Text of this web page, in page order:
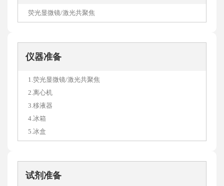
荧光显微镜/激光共聚焦
仪器准备
1.荧光显微镜/激光共聚焦
2.离心机
3.移液器
4.冰箱
5.冰盒
试剂准备